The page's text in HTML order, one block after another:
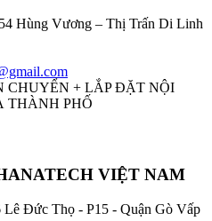
Hùng Vương – Thị Trấn Di Linh
CHUYỂN + LẮP ĐẶT NỘI
THÀNH PHỐ
VIỆT NAM
Lê Đức Thọ - P15 - Quận Gò Vấp